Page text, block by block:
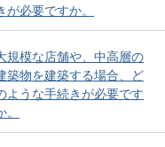
が必要ですか。
規模な店舗や、中高層の
築物を建築する場合、ど
ような手続きが必要です
。